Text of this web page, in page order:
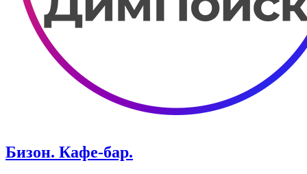
Бизон. Кафе-бар.